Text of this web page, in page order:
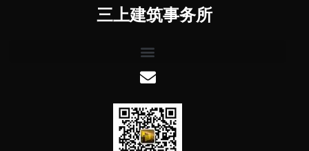
三上建筑事务所